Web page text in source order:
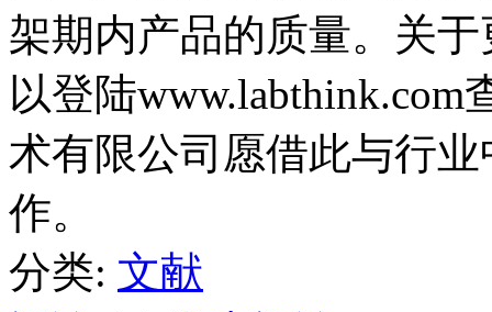
架期内产品的质量。关
以登陆www.labthink.com
术有限公司愿借此与行
作。
分类: 文献